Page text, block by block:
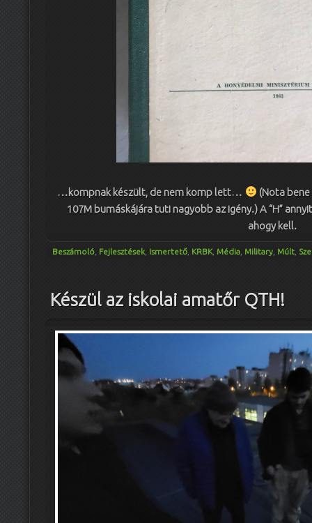
…kompnak készült, de nem komp lett…
(Nota bene
107M bumáskájára tuti nagyobb az igény.) A “H”
ahogy kell.
Beszámoló Fejlesztések Ismertető KRBK, Média Military Múlt
Készül az iskolai amatőr QTH!